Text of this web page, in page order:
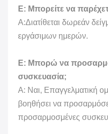
Ε: Μπορείτε να
Α:Διατίθεται δωρεάν
εργάσιμων ημερών.
Ε: Μπορώ να
συσκευασία;
Α: Ναι, Επαγγελματική
βοηθήσει να
προσαρμοσμένες